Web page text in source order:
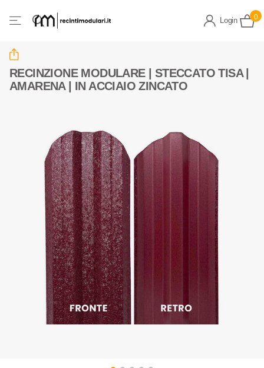
Login 0
RECINZIONE MODULARE | STECCATO TISA |
AMARENA | IN ACCIAIO ZINCATO